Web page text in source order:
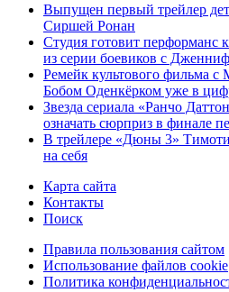
Выпущен первый трейлер
Сиршей Ронан
Студия готовит перформанс
из серии боевиков с
Ремейк культового фильма
Бобом Оденкёрком уже в
Звезда сериала «Ранчо
означать сюрприз в финале
В трейлере «Дюны 3»
на себя
Карта сайта
Контакты
Поиск
Правила пользования сайтом
Использование файлов cookie
Политика